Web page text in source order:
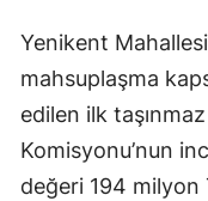
Yenikent
mahsuplaşma
edilen ilk
Komisyonu’nun
değeri 194 milyon